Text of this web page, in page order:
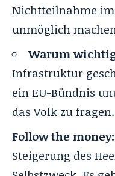
Nichtteilnahme
unmöglich
Warum
Infrastruktur
ein EU-Bündnis
das Volk zu fragen.
Follow the money:
Steigerung des